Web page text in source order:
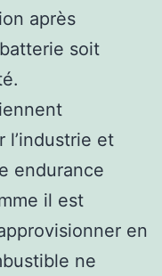
après
soit
l’industrie et
endurance
il est
en
ne